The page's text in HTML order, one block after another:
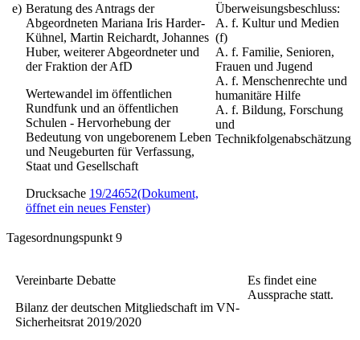
e) Beratung des Antrags der
Abgeordneten Mariana Iris Harder-
Kühnel, Martin Reichardt, Johannes
Huber, weiterer Abgeordneter und
der Fraktion der AfD
Wertewandel im öffentlichen
Rundfunk und an öffentlichen
Schulen - Hervorhebung der
Bedeutung von ungeborenem Leben
und Neugeburten für Verfassung,
Staat und Gesellschaft
Drucksache 19/24652(Dokument,
öffnet ein neues Fenster)
Überweisungsbeschluss:
A. f. Kultur und Medien
(f)
A. f. Familie, Senioren,
Frauen und Jugend
A. f. Menschenrechte und
humanitäre Hilfe
A. f. Bildung, Forschung
und
Technikfolgenabschätzung
Tagesordnungspunkt 9
Vereinbarte Debatte
Bilanz der deutschen Mitgliedschaft im VN-
Sicherheitsrat 2019/2020
Es findet eine
Aussprache statt.